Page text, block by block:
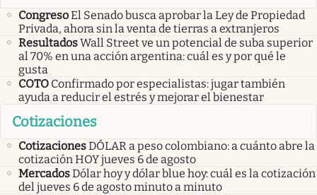
CongresoEl Senado busca aprobar la Ley de Propiedad
Privada, ahora sin la venta de tierras a extranjeros
ResultadosWall Street ve un potencial de suba superior
al 70% en una acción argentina: cuál es y por qué le
gusta
COTO Confirmado por especialistas: jugar también
ayuda a reducir el estrés y mejorar el bienestar
Cotizaciones
CotizacionesDÓLAR a peso colombiano: a cuánto abre la
cotización HOY jueves 6 de agosto
MercadosDólar hoy y dólar blue hoy: cuál es la cotización
del jueves 6 de agosto minuto a minuto